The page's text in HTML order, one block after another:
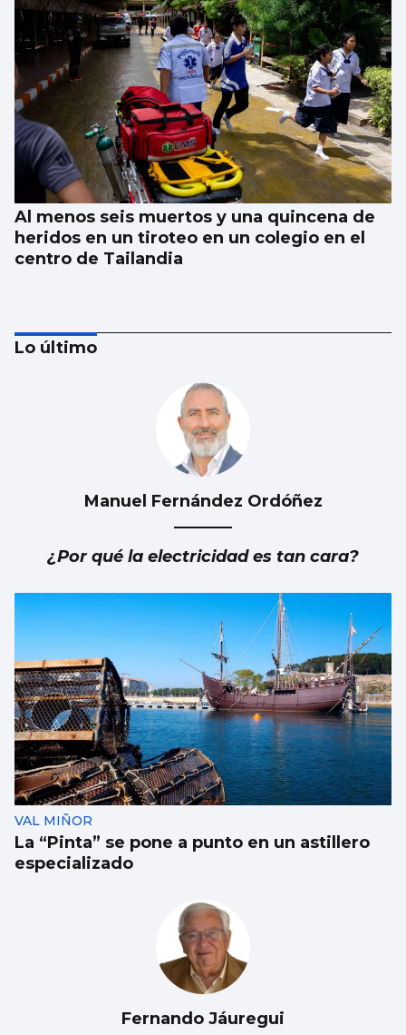
Al menos seis muertos y una quincena de
heridos en un tiroteo en un colegio en el
centro de Tailandia
Lo último
Manuel Fernández Ordóñez
¿Por qué la electricidad es tan cara?
VAL MIÑOR
La “Pinta” se pone a punto en un astillero
especializado
Fernando Jáuregui